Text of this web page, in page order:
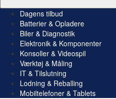
Dagens tilbud
Batterier & Opladere
Biler & Diagnostik
Elektronik & Komponenter
Konsoller & Videospil
Værktøj & Måling
IT & Tilslutning
Lodning & Reballing
Mobiltelefoner & Tablets